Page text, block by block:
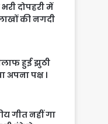
दोपहरी में
की नगदी
हुई झुठी
पक्ष ।
गीत नहीं गा